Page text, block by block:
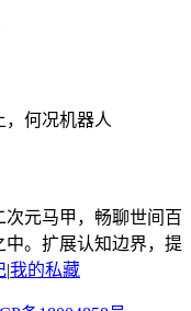
，何况机器人
元马甲，畅聊世间百
。扩展认知边界，提
|我的私藏